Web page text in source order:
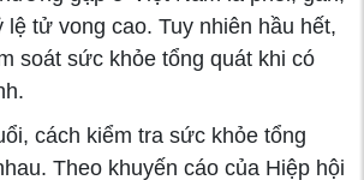
lệ tử vong cao. Tuy nhiên hầu hết,
soát sức khỏe tổng quát khi có
cách kiểm tra sức khỏe tổng
Theo khuyến cáo của Hiệp hội